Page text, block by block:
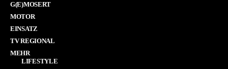
G(E)MOSERT
MOTOR
EINSATZ
TV REGIONAL
MEHR
LIFESTYLE